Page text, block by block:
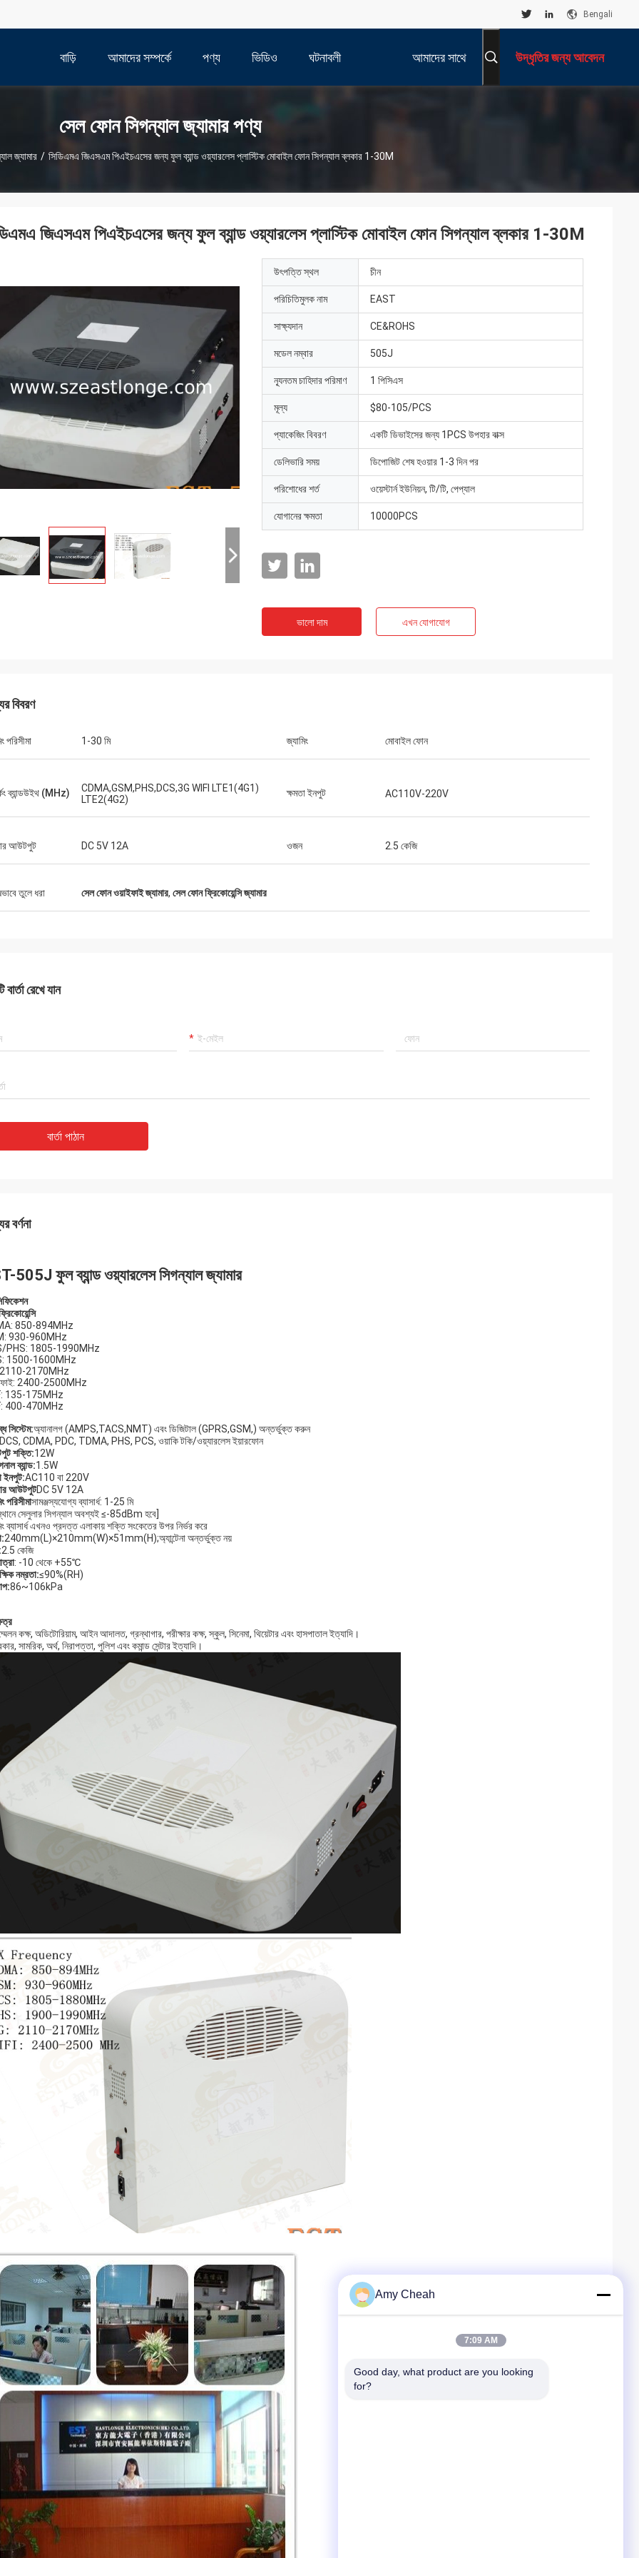
Bengali
বাড়ি আমাদের সম্পর্কে পণ্য ভিডিও ঘটনাবলী আমাদের সাথে উদ্ধৃতির জন্য আবেদন
সেল ফোন সিগন্যাল জ্যামার পণ্য
জ্যামার / সিডিএমএ জিএসএম পিএইচএসের জন্য ফুল ব্যান্ড ওয়্যারলেস প্লাস্টিক মোবাইল ফোন সিগন্যাল ব্লকার 1-30M
ল্যান্স-কানাডা
এবং কোন সমস্যা নেই
জিএসএম পিএইচএসের জন্য ফুল ব্যান্ড ওয়্যারলেস প্লাস্টিক মোবাইল ফোন সিগন্যাল ব্লকার 1-30M
উৎপত্তি স্থল চীন
পরিচিতিমুলক নাম EAST
সাক্ষ্যদান CE&ROHS
মডেল নম্বার 505J
ন্যূনতম চাহিদার পরিমাণ 1 পিসিএস
মূল্য $80-105/PCS
প্যাকেজিং বিবরণ একটি ডিভাইসের জন্য 1PCS উপহার বাক্স
ডেলিভারি সময় ডিপোজিট শেষ হওয়ার 1-3 দিন পর
পরিশোধের শর্ত ওয়েস্টার্ন ইউনিয়ন, টি/টি, পেপ্যাল
যোগানের ক্ষমতা 10000PCS
ভালো দাম এখন যোগাযোগ
বিবরণ
পরিসীমা 1-30 মি জ্যামিং মোবাইল ফোন
ব্যান্ডউইথ (MHz)
CDMA,GSM,PHS,DCS,3G WIFI LTE1(4G1)
LTE2(4G2)
ক্ষমতা ইনপুট AC110V-220V
আউটপুট DC 5V 12A ওজন 2.5 কেজি
তুলে ধরা সেল ফোন ওয়াইফাই জ্যামার, সেল ফোন ফ্রিকোয়েন্সি জ্যামার
বার্তা রেখে যান
বার্তা পাঠান
বর্ণনা
505J ফুল ব্যান্ড ওয়্যারলেস সিগন্যাল জ্যামার
850-894MHz
930-960MHz
PHS: 1805-1990MHz
1500-1600MHz
2170MHz
2400-2500MHz
135-175MHz
400-470MHz
সিস্টেম:অ্যানালগ (AMPS,TACS,NMT) এবং ডিজিটাল (GPRS,GSM,) অন্তর্ভুক্ত করুন
CDMA, PDC, TDMA, PHS, PCS, ওয়াকি টকি/ওয়্যারলেস ইয়ারফোন
শক্তি:12W
ব্যান্ড:1.5W
ইনপুট:AC110 বা 220V
আউটপুটDC 5V 12A
পরিসীমাসামঞ্জস্যযোগ্য ব্যাসার্ধ: 1-25 মি
সেলুলার সিগন্যাল অবশ্যই ≤-85dBm হবে]
ব্যাসার্ধ এখনও প্রদত্ত এলাকায় শক্তি সংকেতের উপর নির্ভর করে
240mm(L)×210mm(W)×51mm(H);অ্যান্টেনা অন্তর্ভুক্ত নয়
2.5 কেজি
: -10 থেকে +55℃
নম্রতা:≤90%(RH)
:86~106kPa
কক্ষ, অডিটোরিয়াম, আইন আদালত, গ্রন্থাগার, পরীক্ষার কক্ষ, স্কুল, সিনেমা, থিয়েটার এবং হাসপাতাল ইত্যাদি।
সামরিক, অর্থ, নিরাপত্তা, পুলিশ এবং কমান্ড সেন্টার ইত্যাদি।
Amy Cheah
7:09 AM
Good day, what product are you looking
for?